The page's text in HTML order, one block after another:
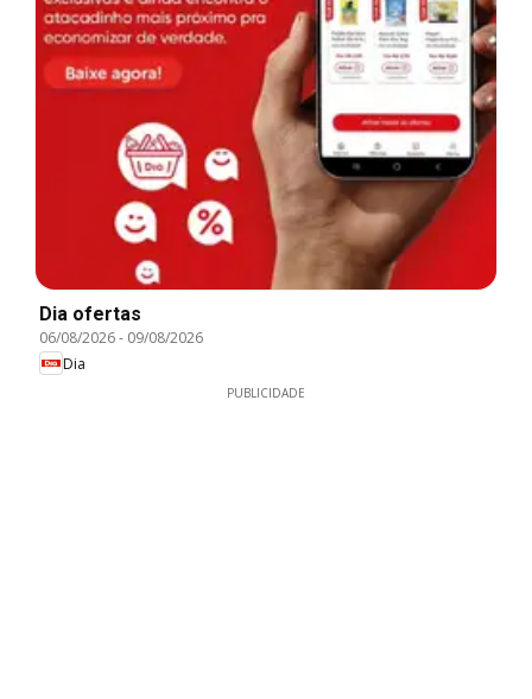
Dia ofertas
06/08/2026- 09/08/2026
Dia
PUBLICIDADE